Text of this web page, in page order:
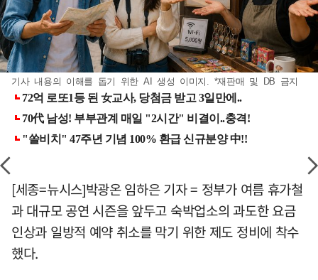
기사 내용의 이해를 돕기 위한 AI 생성 이미지. *재판매 및 DB 금지
[세종=뉴시스]박광온 임하은 기자 = 정부가 여름 휴가철
과 대규모 공연 시즌을 앞두고 숙박업소의 과도한 요금
인상과 일방적 예약 취소를 막기 위한 제도 정비에 착수
했다.